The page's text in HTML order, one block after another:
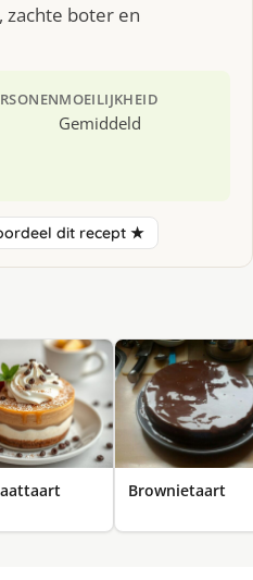
zachte boter en
MOEILIJKHEID
Gemiddeld
dit recept ★
Brownietaart